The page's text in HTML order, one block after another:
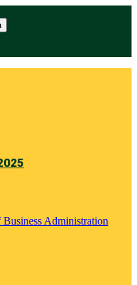
Administration